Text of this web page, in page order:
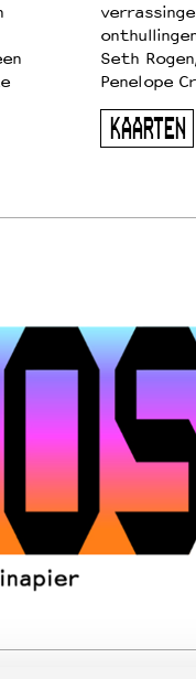
Seth
Penelope
KAARTEN